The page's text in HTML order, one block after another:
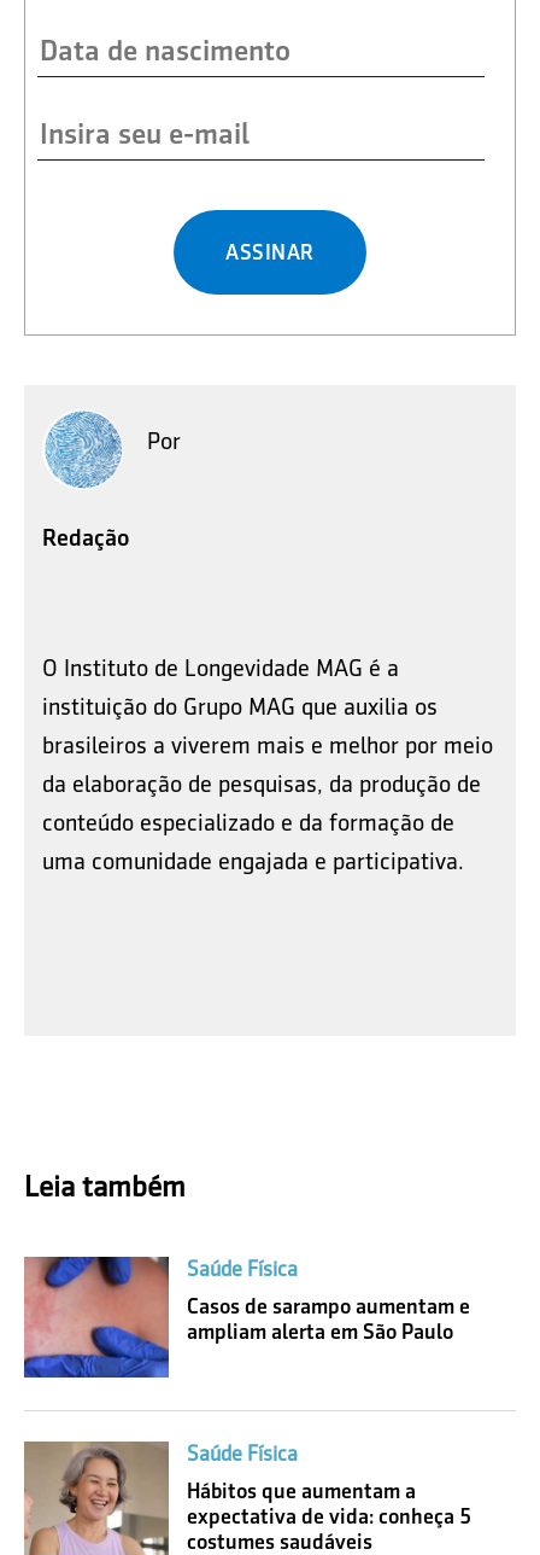
ASSINAR
Por
Redação
O Instituto de Longevidade MAG é a
instituição do Grupo MAG que auxilia os
brasileiros a viverem mais e melhor por meio
da elaboração de pesquisas, da produção de
conteúdo especializado e da formação de
uma comunidade engajada e participativa.
Leia também
Saúde Física
Casos de sarampo aumentam e
ampliam alerta em São Paulo
Saúde Física
Hábitos que aumentam a
expectativa de vida: conheça 5
costumes saudáveis